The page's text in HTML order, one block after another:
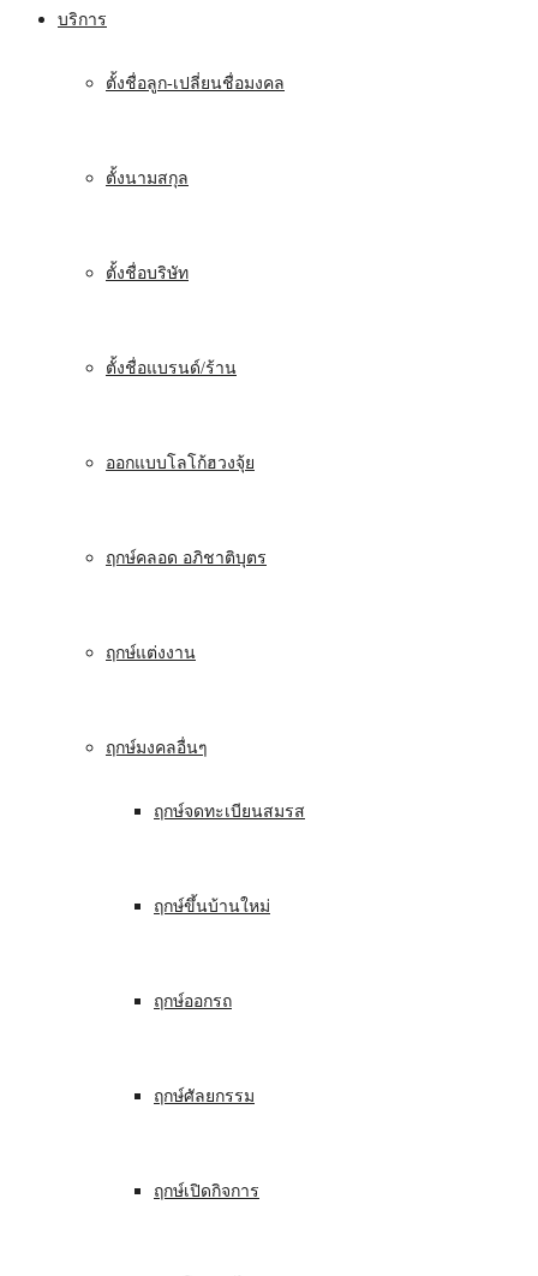
บริการ
ตั้งชื่อลูก-เปลี่ยนชื่อมงคล
ตั้งนามสกุล
ตั้งชื่อบริษัท
ตั้งชื่อแบรนด์/ร้าน
ออกแบบโลโก้ฮวงจุ้ย
ฤกษ์คลอด อภิชาติบุตร
ฤกษ์แต่งงาน
ฤกษ์มงคลอื่นๆ
ฤกษ์จดทะเบียนสมรส
ฤกษ์ขึ้นบ้านใหม่
ฤกษ์ออกรถ
ฤกษ์ศัลยกรรม
ฤกษ์เปิดกิจการ